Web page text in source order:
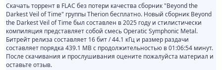
Скачать торрент в FLAC без потери качества сборник "Beyond the
Darkest Veil of Time" группы Therion бесплатно. Новый сборник Beyond
the Darkest Veil of Time был составлен в 2025 году и стилистически
компиляция представляет собой смесь Operatic Symphonic Metal.
Битрейт релиза составляет 16 бит / 44.1 кГц и размер раздачи
составляет порядка 439.1 MB с продолжительностью в 01:06:54 минут.
После скачивания и прослушивания оцените пожалуйста материал и
оставьте отзыв.